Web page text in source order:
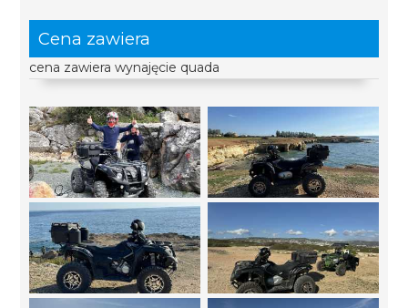
Cena zawiera
cena zawiera wynajęcie quada